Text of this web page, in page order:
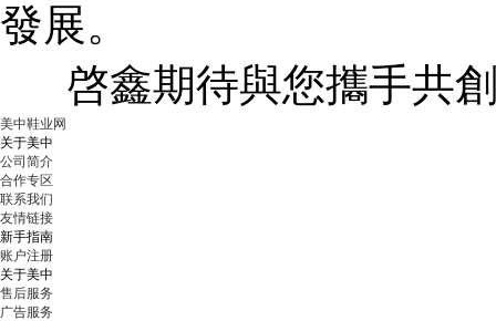
發展。
啓鑫期待與您攜手共
美中鞋业网
关于美中
公司简介
合作专区
联系我们
友情链接
新手指南
账户注册
关于美中
售后服务
广告服务